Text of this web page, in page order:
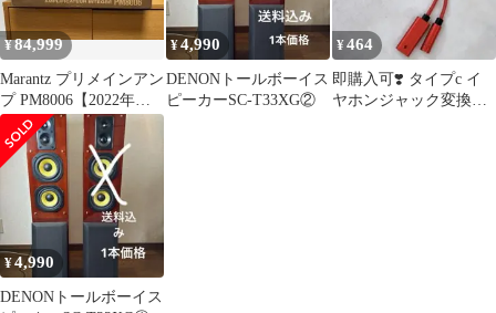
¥84,999
Marantz プリメインアン
プ PM8006【2022年
製】【美品】元箱あり
¥4,990
DENONトールボーイス
ピーカーSC-T33XG②
¥464
即購入可❣️ タイプc イ
ヤホンジャック変換器
¥4,990
DENONトールボーイス